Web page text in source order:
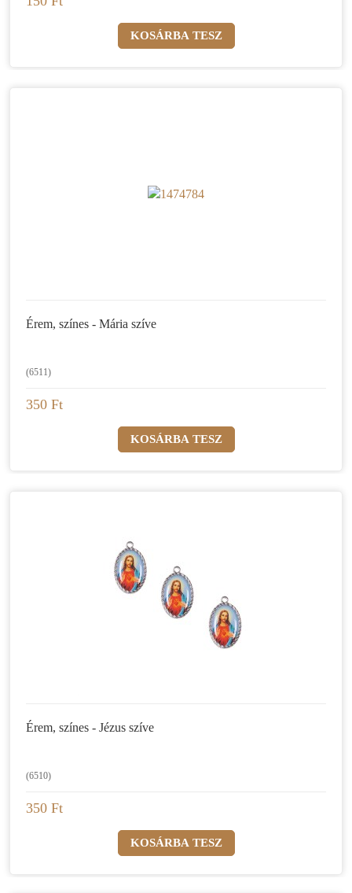
Érem, színes - Mária szíve
(6511)
350 Ft
Érem, színes - Jézus szíve
(6510)
350 Ft